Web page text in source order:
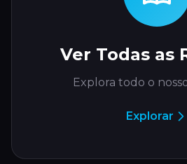
Ver Todas as
Explora todo o
Explorar